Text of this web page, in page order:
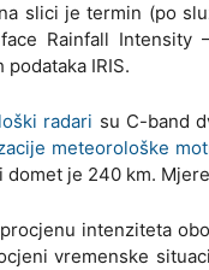
slici je termin (po
Rainfall
podataka IRIS.
radari su C-band
meteorološke
domet je 240 km.
intenziteta
vremenske